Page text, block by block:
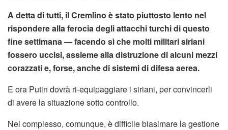
A detta di tutti, il Cremlino è stato piuttosto lento nel
rispondere alla ferocia degli attacchi turchi di questo
fine settimana — facendo sì che molti militari siriani
fossero uccisi, assieme alla distruzione di alcuni mezzi
corazzati e, forse, anche di sistemi di difesa aerea.
E ora Putin dovrà ri-equipaggiare i siriani, per convincerli
di avere la situazione sotto controllo.
Nel complesso, comunque, è difficile biasimare la gestione